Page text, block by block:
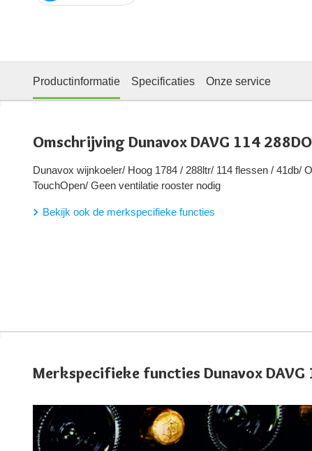
Productinformatie Specificaties Onze service
Omschrijving Dunavox DAVG 114
Dunavox wijnkoeler/ Hoog 1784 / 288ltr/ 114 flessen / 41db/
TouchOpen/ Geen ventilatie rooster nodig
Bekijk ook de merkspecifieke functies
Merkspecifieke functies Dunavox DAVG